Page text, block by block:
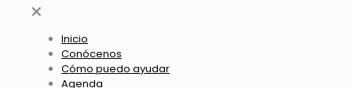
✕
Inicio
Conócenos
Cómo puedo ayudar
Agenda